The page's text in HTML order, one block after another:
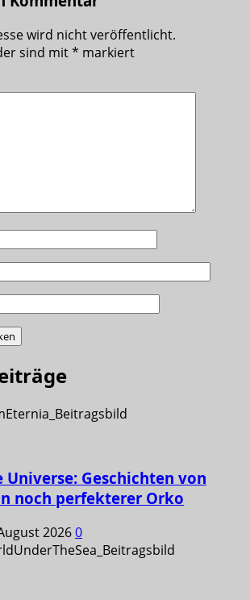
wird nicht veröffentlicht.
sind mit* markiert
Universe: Geschichten von
noch perfekterer Orko
20260